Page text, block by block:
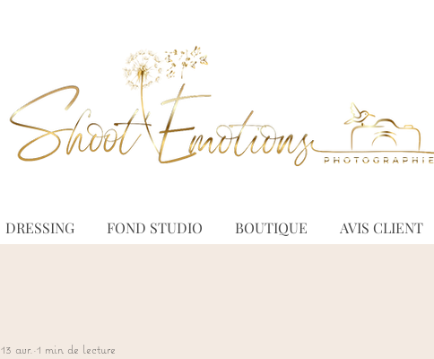
DRESSING FOND STUDIO BOUTIQUE AVIS CLIENT
13 avr. 1 min de lecture